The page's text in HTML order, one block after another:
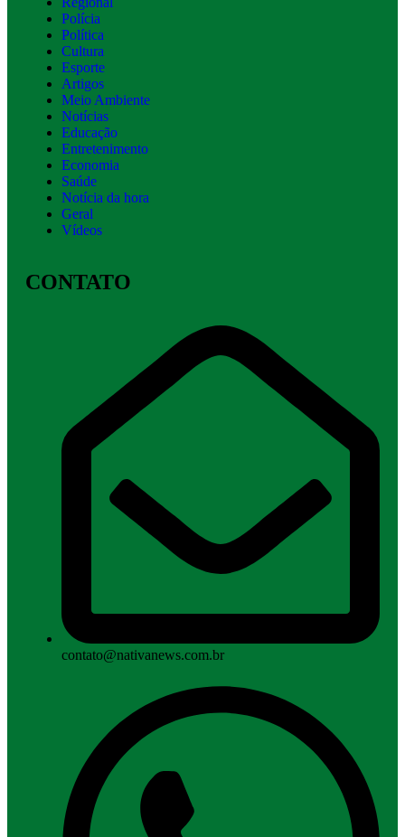
Polícia
Política
Cultura
Esporte
Artigos
Meio Ambiente
Notícias
Educação
Entretenimento
Economia
Saúde
Notícia da hora
Geral
Vídeos
CONTATO
contato@nativanews.com.br